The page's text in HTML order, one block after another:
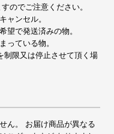
のでご注意ください。
ャンセル。
望で発送済みの物。
っている物。
制限又は停止させて頂く場
ん。 お届け商品が異なる